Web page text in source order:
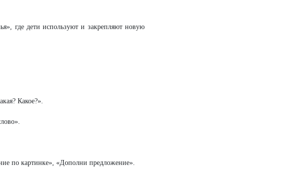
где дети используют и закрепляют новую
Какое?».
по картинке», «Дополни предложение».